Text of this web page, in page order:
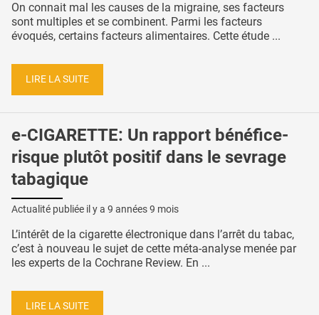
On connait mal les causes de la migraine, ses facteurs
sont multiples et se combinent. Parmi les facteurs
évoqués, certains facteurs alimentaires. Cette étude ...
LIRE LA SUITE
e-CIGARETTE: Un rapport bénéfice-
risque plutôt positif dans le sevrage
tabagique
Actualité publiée il y a 9 années 9 mois
L’intérêt de la cigarette électronique dans l’arrêt du tabac,
c’est à nouveau le sujet de cette méta-analyse menée par
les experts de la Cochrane Review. En ...
LIRE LA SUITE